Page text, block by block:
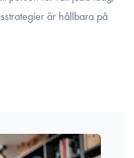
är hållbara på